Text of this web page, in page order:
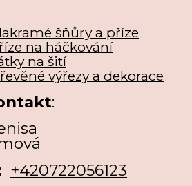
šňůry a příze
na háčkování
na šití
výřezy a dekorace
:
+420722056123